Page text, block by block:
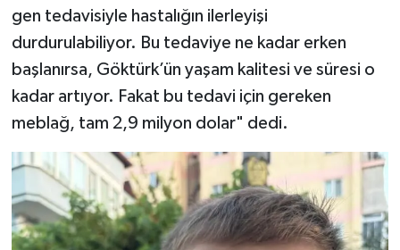
gen tedavisiyle hastalığın ilerleyişi
durdurulabiliyor. Bu tedaviye ne kadar erken
başlanırsa, Göktürk’ün yaşam kalitesi ve süresi o
kadar artıyor. Fakat bu tedavi için gereken
meblağ, tam 2,9 milyon dolar" dedi.